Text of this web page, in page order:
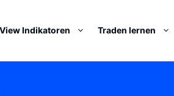
Indikatoren Traden lernen